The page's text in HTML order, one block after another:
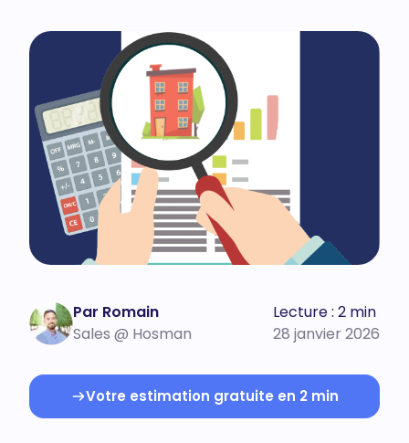
Par Romain
Sales @ Hosman
Lecture : 2 min
28 janvier 2026
Votre estimation gratuite en 2 min